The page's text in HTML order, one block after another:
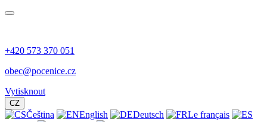
+420 573 370 051
obec@pocenice.cz
Vytisknout
CZ
Čeština English Deutsch
Le français